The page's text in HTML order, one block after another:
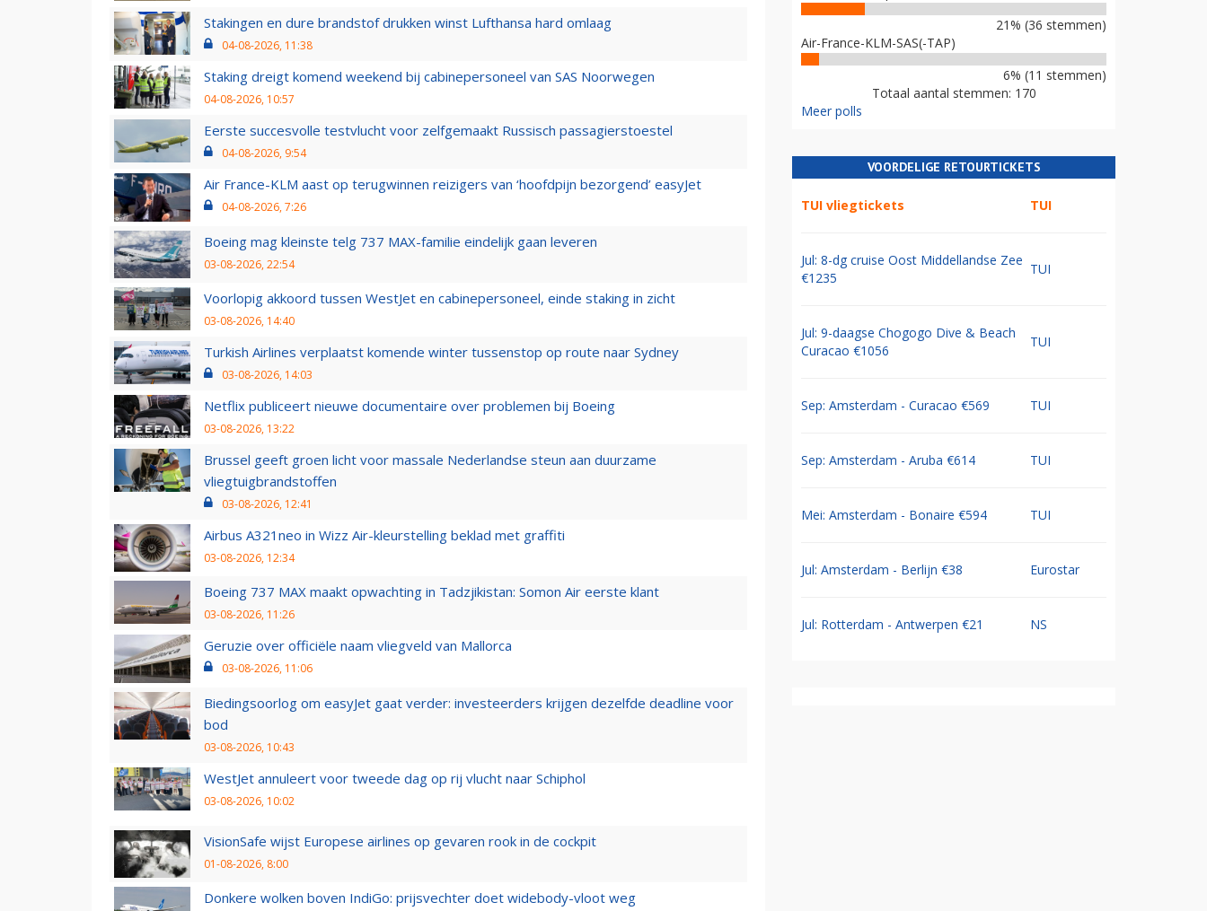
Stakingen en dure brandstof drukken winst Lufthansa hard omlaag
04-08-2026, 11:38
Staking dreigt komend weekend bij cabinepersoneel van SAS Noorwegen
04-08-2026, 10:57
Eerste succesvolle testvlucht voor zelfgemaakt Russisch passagierstoestel
04-08-2026, 9:54
Air France-KLM aast op terugwinnen reizigers van ‘hoofdpijn bezorgend’ easyJet
04-08-2026, 7:26
Boeing mag kleinste telg 737 MAX-familie eindelijk gaan leveren
03-08-2026, 22:54
Voorlopig akkoord tussen WestJet en cabinepersoneel, einde staking in zicht
03-08-2026, 14:40
Turkish Airlines verplaatst komende winter tussenstop op route naar Sydney
03-08-2026, 14:03
Netflix publiceert nieuwe documentaire over problemen bij Boeing
03-08-2026, 13:22
Brussel geeft groen licht voor massale Nederlandse steun aan duurzame
vliegtuigbrandstoffen
03-08-2026, 12:41
Airbus A321neo in Wizz Air-kleurstelling beklad met graffiti
03-08-2026, 12:34
Boeing 737 MAX maakt opwachting in Tadzjikistan: Somon Air eerste klant
03-08-2026, 11:26
Geruzie over officiële naam vliegveld van Mallorca
03-08-2026, 11:06
Biedingsoorlog om easyJet gaat verder: investeerders krijgen dezelfde deadline voor
bod
03-08-2026, 10:43
WestJet annuleert voor tweede dag op rij vlucht naar Schiphol
03-08-2026, 10:02
VisionSafe wijst Europese airlines op gevaren rook in de cockpit
01-08-2026, 8:00
Donkere wolken boven IndiGo: prijsvechter doet widebody-vloot weg
21% (36 stemmen)
Air-France-KLM-SAS(-TAP)
6% (11 stemmen)
Totaal aantal stemmen: 170
Meer polls
VOORDELIGE RETOURTICKETS
TUI vliegtickets TUI
Jul: 8-dg cruise Oost Middellandse Zee
€1235
TUI
Jul: 9-daagse Chogogo Dive & Beach
Curacao €1056
TUI
Sep: Amsterdam - Curacao €569 TUI
Sep: Amsterdam - Aruba €614 TUI
Mei: Amsterdam - Bonaire €594 TUI
Jul: Amsterdam - Berlijn €38 Eurostar
Jul: Rotterdam - Antwerpen €21 NS